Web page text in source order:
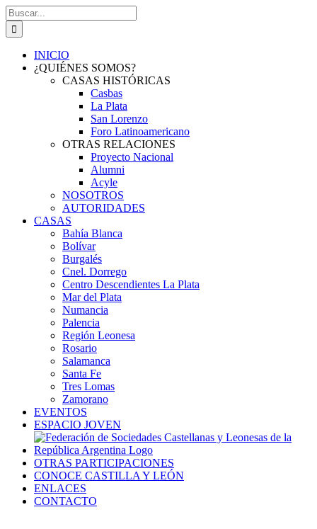
Saltar
al
contenido
Buscar:
INICIO
¿QUIÉNES SOMOS?
CASAS HISTÓRICAS
Casbas
La Plata
San Lorenzo
Foro Latinoamericano
OTRAS RELACIONES
Proyecto Nacional
Alumni
Acyle
NOSOTROS
AUTORIDADES
CASAS
Bahía Blanca
Bolívar
Burgalés
Cnel. Dorrego
Centro Descendientes La Plata
Mar del Plata
Numancia
Palencia
Región Leonesa
Rosario
Salamanca
Santa Fe
Tres Lomas
Zamorano
EVENTOS
ESPACIO JOVEN
OTRAS PARTICIPACIONES
CONOCE CASTILLA Y LEÓN
ENLACES
CONTACTO